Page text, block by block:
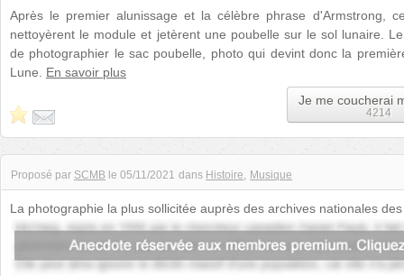
Après le premier alunissage et la célèbre phrase d'Armstrong,
nettoyèrent le module et jetèrent une poubelle sur le sol lunaire.
de photographier le sac poubelle, photo qui devint donc la
Lune. En savoir plus
Je me coucherai
4214
Proposé par SCMB le 05/11/2021 dans Histoire Musique
La photographie la plus sollicitée auprès des archives nationales
immortalise la visit...